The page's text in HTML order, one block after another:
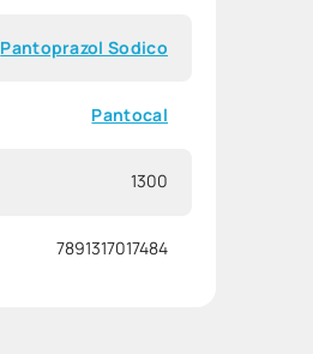
Pantoprazol Sodico
Pantocal
1300
7891317017484